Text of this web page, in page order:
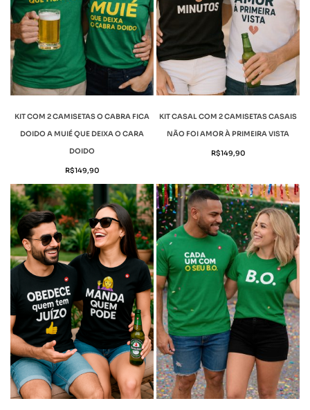
KIT COM 2 CAMISETAS O CABRA FICA
DOIDO A MUIÉ QUE DEIXA O CARA
DOIDO
R$149,90
KIT CASAL COM 2 CAMISETAS CASAIS
NÃO FOI AMOR À PRIMEIRA VISTA
R$149,90